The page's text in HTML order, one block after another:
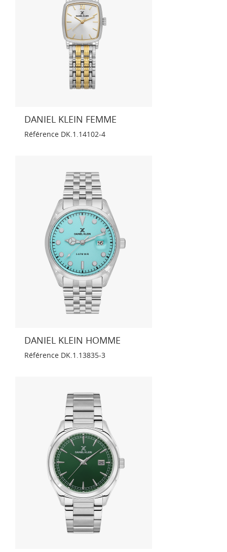
DANIEL KLEIN FEMME
Référence DK.1.14102-4
DANIEL KLEIN HOMME
Référence DK.1.13835-3